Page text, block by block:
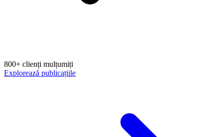
800+ clienți mulțumiți
Explorează publicațiile